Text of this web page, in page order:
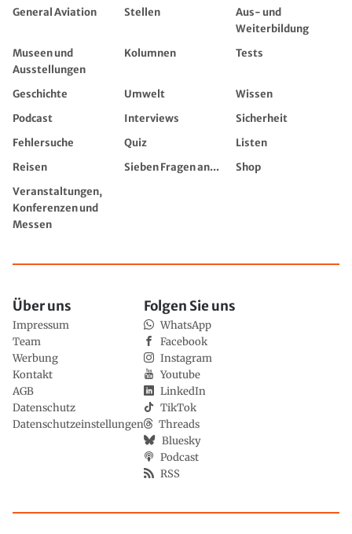
General Aviation
Stellen
Aus- und
Weiterbildung
Museen und
Ausstellungen
Kolumnen Tests
Geschichte Umwelt
Wissen
Podcast
Interviews
Sicherheit
Fehlersuche
Quiz
Listen
Reisen
Sieben Fragen an...
Shop
Veranstaltungen,
Konferenzen und
Messen
Über uns
Impressum
Team
Werbung
Kontakt
AGB
Datenschutz
Datenschutzeinstellungen
Folgen Sie uns
WhatsApp
Facebook
Instagram
Youtube
LinkedIn
TikTok
Threads
Bluesky
Podcast
RSS